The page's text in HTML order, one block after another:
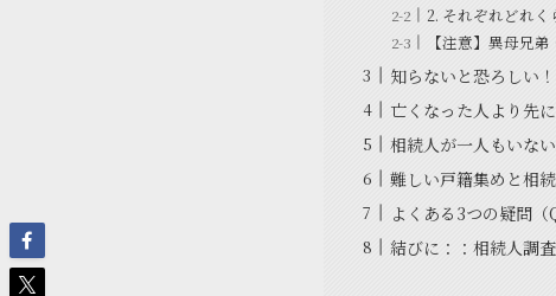
2. それぞれどれ
【注意】異母兄
知らないと恐ろしい
亡くなった人より先
相続人が一人もいな
難しい戸籍集めと相
よくある3つの疑問（
結びに：：相続人調